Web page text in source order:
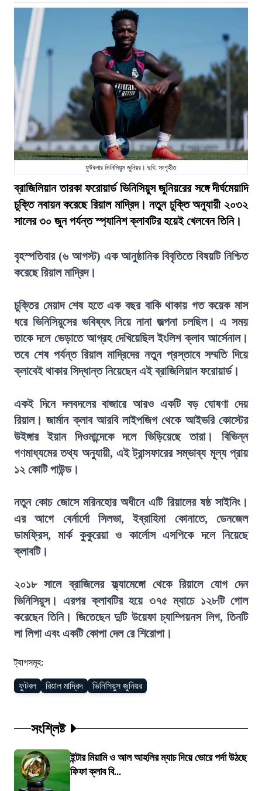
ফুটবলার ভিনিসিয়ুস জুনিয়র। ছবি: সংগৃহীত
ব্রাজিলিয়ান তারকা ফরোয়ার্ড ভিনিসিয়ুস জুনিয়রের সঙ্গে দীর্ঘমেয়াদি
চুক্তি নবায়ন করেছে রিয়াল মাদ্রিদ। নতুন চুক্তি অনুযায়ী ২০৩২
সালের ৩০ জুন পর্যন্ত স্প্যানিশ ক্লাবটির হয়েই খেলবেন তিনি।
বৃহস্পতিবার (৬ আগস্ট) এক আনুষ্ঠানিক বিবৃতিতে বিষয়টি নিশ্চিত
করেছে রিয়াল মাদ্রিদ।
চুক্তির মেয়াদ শেষ হতে এক বছর বাকি থাকায় গত কয়েক মাস
ধরে ভিনিসিয়ুসের ভবিষ্যৎ নিয়ে নানা জল্পনা চলছিল। এ সময়
তাকে দলে ভেড়াতে আগ্রহ দেখিয়েছিল ইংলিশ ক্লাব আর্সেনাল।
তবে শেষ পর্যন্ত রিয়াল মাদ্রিদের নতুন প্রস্তাবে সম্মতি দিয়ে
ক্লাবেই থাকার সিদ্ধান্ত নিয়েছেন এই ব্রাজিলিয়ান ফরোয়ার্ড।
একই দিনে দলবদলের বাজারে আরও একটি বড় ঘোষণা দেয়
রিয়াল। জার্মান ক্লাব আরবি লাইপজিগ থেকে আইভরি কোস্টের
উইঙ্গার ইয়ান দিওমান্দেকে দলে ভিড়িয়েছে তারা। বিভিন্ন
গণমাধ্যমের তথ্য অনুযায়ী, এই ট্রান্সফারের সম্ভাব্য মূল্য প্রায়
১২ কোটি পাউন্ড।
নতুন কোচ জোসে মরিনহোর অধীনে এটি রিয়ালের ষষ্ঠ সাইনিং।
এর আগে বের্নার্দো সিলভা, ইব্রাহিমা কোনাতে, ডেনজেল
ডামফ্রিস, মার্ক কুকুরেয়া ও কার্লোস এসপিকে দলে নিয়েছে
ক্লাবটি।
২০১৮ সালে ব্রাজিলের ফ্ল্যামেঙ্গো থেকে রিয়ালে যোগ দেন
ভিনিসিয়ুস। এরপর ক্লাবটির হয়ে ৩৭৫ ম্যাচে ১২৮টি গোল
করেছেন তিনি। জিতেছেন দুটি উয়েফা চ্যাম্পিয়নস লিগ, তিনটি
লা লিগা এবং একটি কোপা দেল রে শিরোপা।
ট্যাগসমূহ:
ফুটবল রিয়াল মাদ্রিদ ভিনিসিয়ুস জুনিয়র
সংশ্লিষ্ট
ইন্টার মিয়ামি ও আল আহলির ম্যাচ দিয়ে ভোরে পর্দা উঠছে
ফিফা ক্লাব বি...